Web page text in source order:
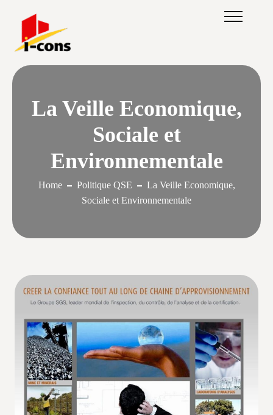
La Veille Economique,
Sociale et
Environnementale
Home Politique QSE
La Veille Economique,
Sociale et Environnementale